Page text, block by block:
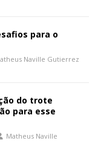
para o
Naville Gutierrez
do trote
para esse
Matheus Naville